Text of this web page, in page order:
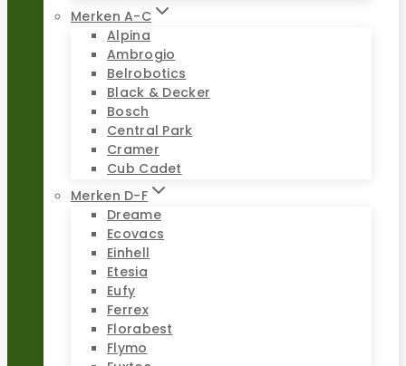
Merken A-C
Alpina
Ambrogio
Belrobotics
Black & Decker
Bosch
Central Park
Cramer
Cub Cadet
Merken D-F
Dreame
Ecovacs
Einhell
Etesia
Eufy
Ferrex
Florabest
Flymo